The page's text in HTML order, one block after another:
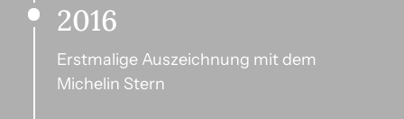
2016
Erstmalige Auszeichnung mit dem
Michelin Stern